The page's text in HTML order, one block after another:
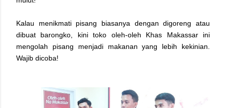
Kalau menikmati pisang biasanya dengan digoreng atau
dibuat barongko, kini toko oleh-oleh Khas Makassar ini
mengolah pisang menjadi makanan yang lebih kekinian.
Wajib dicoba!